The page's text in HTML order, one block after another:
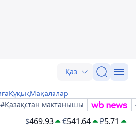
Қаз
ҚұқықМақалалар
#Қазақстан мақтанышы
$469.93 €541.64 ₽5.71